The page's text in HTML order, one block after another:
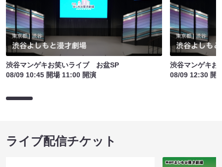
渋谷マンゲキお笑いライブ お盆SP
08/09 10:45 開場 11:00 開演
渋谷マンゲキ
08/09 12:30 開
ライブ配信チケット